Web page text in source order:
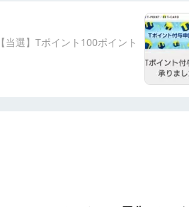
【当選】Tポイント100ポイント